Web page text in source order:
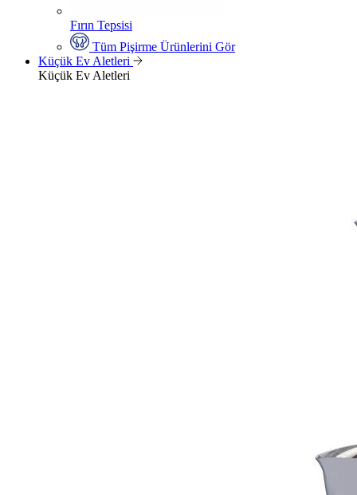
Fırın Tepsisi
Tüm Pişirme Ürünlerini Gör
Küçük Ev Aletleri
Küçük Ev Aletleri